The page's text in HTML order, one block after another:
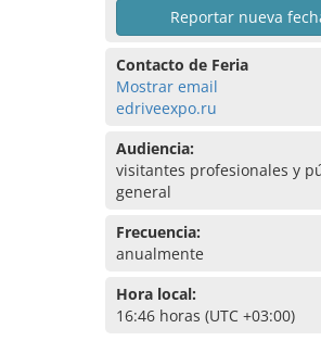
Reportar nueva
Contacto de Feria
Mostrar email
edriveexpo.ru
Audiencia:
visitantes profesionales y
general
Frecuencia:
anualmente
Hora local:
16:46 horas (UTC +03:00)